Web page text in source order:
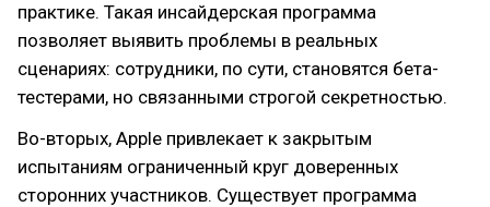
практике. Такая инсайдерская программа
позволяет выявить проблемы в реальных
сценариях: сотрудники, по сути, становятся бета-
тестерами, но связанными строгой секретностью.
Во-вторых, Apple привлекает к закрытым
испытаниям ограниченный круг доверенных
сторонних участников. Существует программа